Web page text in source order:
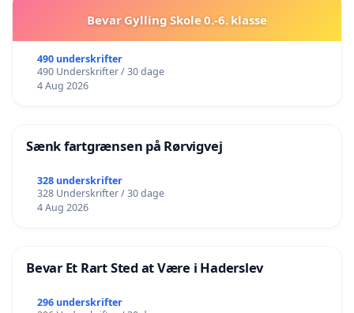
Bevar Gylling Skole 0.-6. klasse
490 underskrifter
490 Underskrifter / 30 dage
4 Aug 2026
Sænk fartgrænsen på Rørvigvej
328 underskrifter
328 Underskrifter / 30 dage
4 Aug 2026
Bevar Et Rart Sted at Være i Haderslev
296 underskrifter